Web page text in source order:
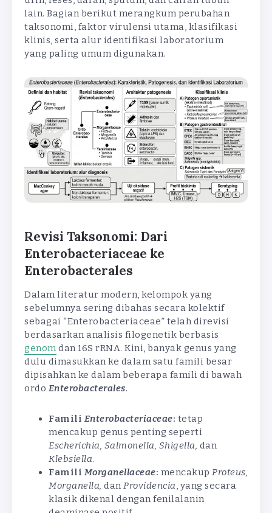
lain. Bagian berikut merangkum perubahan
taksonomi, faktor virulensi utama, klasifikasi
klinis, serta alur identifikasi laboratorium
yang paling umum digunakan.
Revisi Taksonomi: Dari
Enterobacteriaceae ke
Enterobacterales
Dalam literatur modern, kelompok yang
sebelumnya sering dibahas secara kolektif
sebagai “Enterobacteriaceae” telah direvisi
berdasarkan analisis filogenetik berbasis
genomdan 16S rRNA. Kini, banyak genus yang
dulu dimasukkan ke dalam satu famili besar
dipisahkan ke dalam beberapa famili di bawah
ordo Enterobacterales.
Famili Enterobacteriaceae: tetap
mencakup genus penting seperti
Escherichia, Salmonella, Shigella, dan
Klebsiella.
Famili Morganellaceae: mencakup Proteus,
Morganella, danProvidencia, yang secara
klasik dikenal dengan fenilalanin